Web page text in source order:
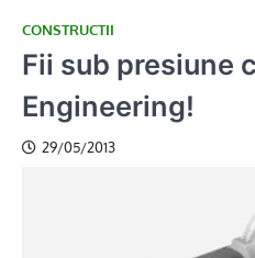
CONSTRUCTII
Fii sub presiune
Engineering!
29/05/2013